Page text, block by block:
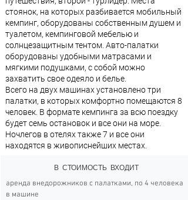
стоянок, на которых разбивается мобильный
кемпинг, оборудованы собственным душем и
туалетом, кемпинговой мебелью и
солнцезащитным тентом. Авто-палатки
оборудованы удобными матрасами и
мягкими подушками, с собой можно
захватить свое одеяло и белье.
Всего на двух машинах установлено три
палатки, в которых комфортно помещаются 8
человек. В формате кемпинга за всю поездку
будет семь остановок и все они на море.
Ночлегов в отелях также 7 и все они
находятся в живописнейших местах.
В СТОИМОСТЬ ВХОДИТ
аренда внедорожников с палатками, по 4 человека
в машине